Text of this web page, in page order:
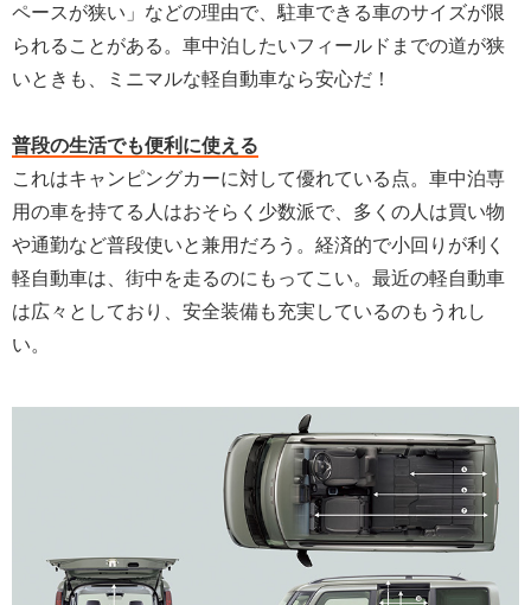
ペースが狭い」などの理由で、駐車できる車のサイズが限
られることがある。車中泊したいフィールドまでの道が狭
いときも、ミニマルな軽自動車なら安心だ！
普段の生活でも便利に使える
これはキャンピングカーに対して優れている点。車中泊専
用の車を持てる人はおそらく少数派で、多くの人は買い物
や通勤など普段使いと兼用だろう。経済的で小回りが利く
軽自動車は、街中を走るのにもってこい。最近の軽自動車
は広々としており、安全装備も充実しているのもうれし
い。